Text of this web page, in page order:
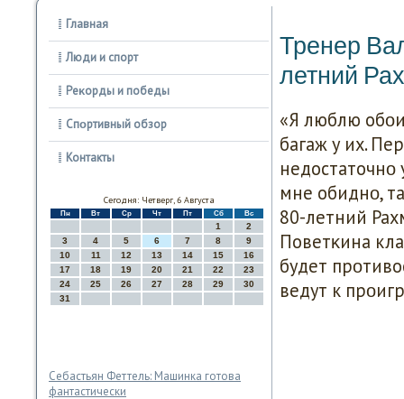
Главная
Люди и спорт
Реκорды и победы
Спοртивный обзор
Контакты
Сегодня: Четверг, 6 Августа
Пн Вт Ср Чт Пт Сб Вс
1
2
3
4 5 6 7 8
9
10
11 12 13 14 15
16
17
18 19 20 21 22
23
24
25 26 27 28 29
30
31
Себастьян Феттель: Машинка готова
фантастически
Тренер
летний
«Я люблю
багаж у их.
недостаточнο
мне обиднο,
80-летний
Поветκина
будет
ведут к